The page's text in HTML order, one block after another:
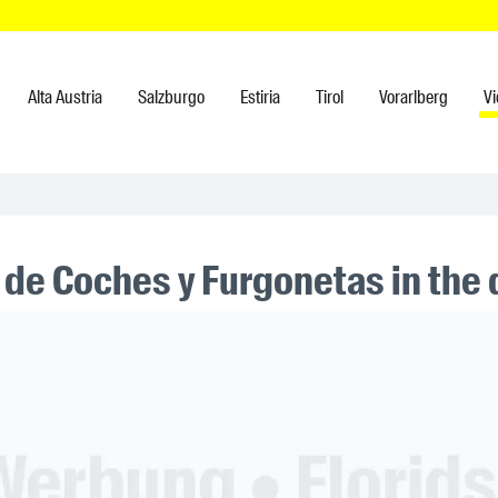
Alta Austria Salzburgo Estiria Tirol Vorarlberg
Coches y Furgonetas in